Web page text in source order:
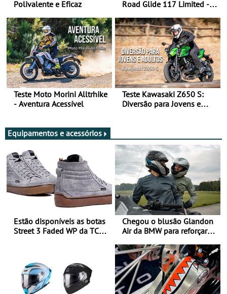
Polivalente e Eficaz
Road Glide 117 Limited - A
Teste Moto Morini Alltrhike
- Aventura Acessível
Teste Kawasaki Z650 S:
Diversão para Jovens e
Equipamentos e acessórios
Estão disponíveis as botas
Street 3 Faded WP da TCX
Chegou o blusão Glandon
Air da BMW para reforçar
verão